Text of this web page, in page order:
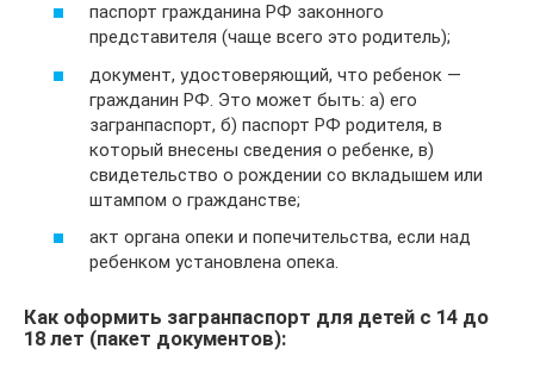
паспорт гражданина РФ законного
представителя (чаще всего это родитель);
документ, удостоверяющий, что ребенок —
гражданин РФ. Это может быть: а) его
загранпаспорт, б) паспорт РФ родителя, в
который внесены сведения о ребенке, в)
свидетельство о рождении со вкладышем или
штампом о гражданстве;
акт органа опеки и попечительства, если над
ребенком установлена опека.
Как оформить загранпаспорт для детей с 14 до
18 лет (пакет документов):